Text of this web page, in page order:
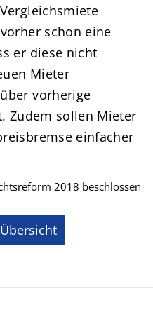
schon eine
er diese nicht
Mieter
vorherige
Zudem sollen Mieter
einfacher